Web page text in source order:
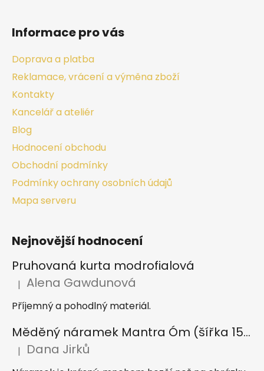
Informace pro vás
Doprava a platba
Reklamace, vrácení a výměna zboží
Kontakty
Kancelář a ateliér
Blog
Hodnocení obchodu
Obchodní podmínky
Podmínky ochrany osobních údajů
Mapa serveru
Nejnovější hodnocení
Pruhovaná kurta modrofialová
Hodnocení produktu je 5 z 5 hvězdiček.
| Alena Gawdunová
Příjemný a pohodlný materiál.
Měděný náramek Mantra Óm (šířka 15 mm)
Hodnocení produktu je 5 z 5 hvězdiček.
| Dana Jirků